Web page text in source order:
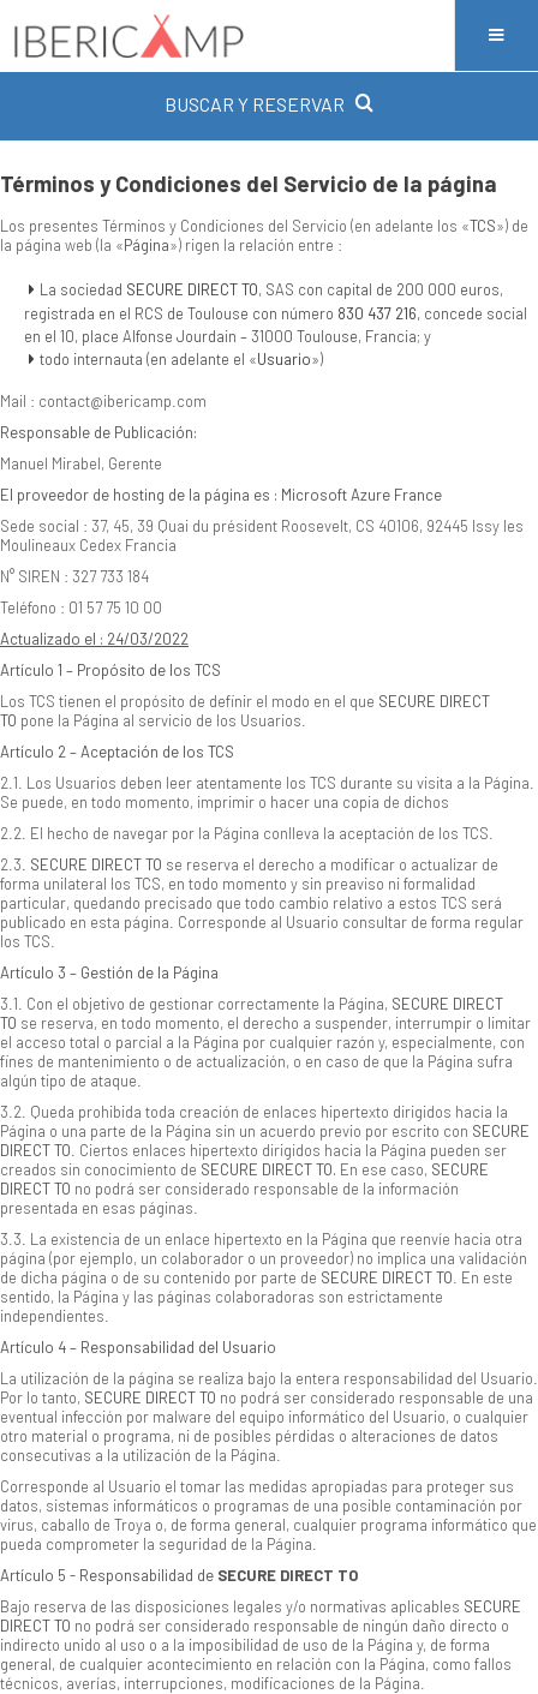
BUSCAR Y RESERVAR
Términos y Condiciones del Servicio de la página
Los presentes Términos y Condiciones del Servicio (en adelante los «TCS») de
la página web (la «Página») rigen la relación entre :
La sociedad SECURE DIRECT TO, SAS con capital de 200 000 euros,
registrada en el RCS de Toulouse con número 830 437 216, concede social
en el 10, place Alfonse Jourdain – 31000 Toulouse, Francia; y
todo internauta (en adelante el «Usuario»)
Mail : contact@ibericamp.com
Responsable de Publicación:
Manuel Mirabel, Gerente
El proveedor de hosting de la página es : Microsoft Azure France
Sede social : 37, 45, 39 Quai du président Roosevelt, CS 40106, 92445 Issy les
Moulineaux Cedex Francia
N° SIREN : 327 733 184
Teléfono : 01 57 75 10 00
Actualizado el : 24/03/2022
Artículo 1 – Propósito de los TCS
Los TCS tienen el propósito de definir el modo en el que SECURE DIRECT
TO pone la Página al servicio de los Usuarios.
Artículo 2 – Aceptación de los TCS
2.1. Los Usuarios deben leer atentamente los TCS durante su visita a la Página.
Se puede, en todo momento, imprimir o hacer una copia de dichos
2.2. El hecho de navegar por la Página conlleva la aceptación de los TCS.
2.3. SECURE DIRECT TO se reserva el derecho a modificar o actualizar de
forma unilateral los TCS, en todo momento y sin preaviso ni formalidad
particular, quedando precisado que todo cambio relativo a estos TCS será
publicado en esta página. Corresponde al Usuario consultar de forma regular
los TCS.
Artículo 3 – Gestión de la Página
3.1. Con el objetivo de gestionar correctamente la Página, SECURE DIRECT
TO se reserva, en todo momento, el derecho a suspender, interrumpir o limitar
el acceso total o parcial a la Página por cualquier razón y, especialmente, con
fines de mantenimiento o de actualización, o en caso de que la Página sufra
algún tipo de ataque.
3.2. Queda prohibida toda creación de enlaces hipertexto dirigidos hacia la
Página o una parte de la Página sin un acuerdo previo por escrito con SECURE
DIRECT TO . Ciertos enlaces hipertexto dirigidos hacia la Página pueden ser
creados sin conocimiento de SECURE DIRECT TO. En ese caso, SECURE
DIRECT TO no podrá ser considerado responsable de la información
presentada en esas páginas.
3.3. La existencia de un enlace hipertexto en la Página que reenvíe hacia otra
página (por ejemplo, un colaborador o un proveedor) no implica una validación
de dicha página o de su contenido por parte de SECURE DIRECT TO . En este
sentido, la Página y las páginas colaboradoras son estrictamente
independientes.
Artículo 4 – Responsabilidad del Usuario
La utilización de la página se realiza bajo la entera responsabilidad del Usuario.
Por lo tanto, SECURE DIRECT TO no podrá ser considerado responsable de una
eventual infección por malware del equipo informático del Usuario, o cualquier
otro material o programa, ni de posibles pérdidas o alteraciones de datos
consecutivas a la utilización de la Página.
Corresponde al Usuario el tomar las medidas apropiadas para proteger sus
datos, sistemas informáticos o programas de una posible contaminación por
virus, caballo de Troya o, de forma general, cualquier programa informático que
pueda comprometer la seguridad de la Página.
Artículo 5 - Responsabilidad de SECURE DIRECT TO
Bajo reserva de las disposiciones legales y/o normativas aplicables SECURE
DIRECT TO no podrá ser considerado responsable de ningún daño directo o
indirecto unido al uso o a la imposibilidad de uso de la Página y, de forma
general, de cualquier acontecimiento en relación con la Página, como fallos
técnicos, averías, interrupciones, modificaciones de la Página.